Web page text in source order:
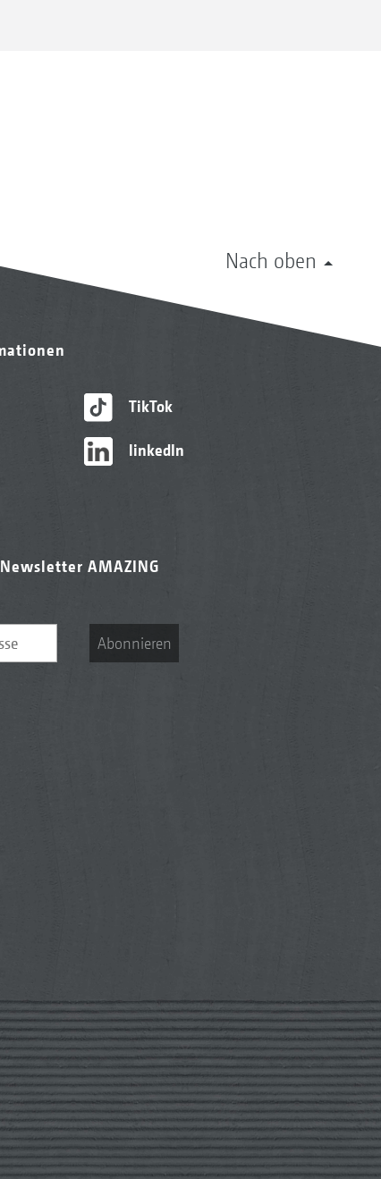
Nach oben
TikTok
linkedIn
AMAZING
Abonnieren